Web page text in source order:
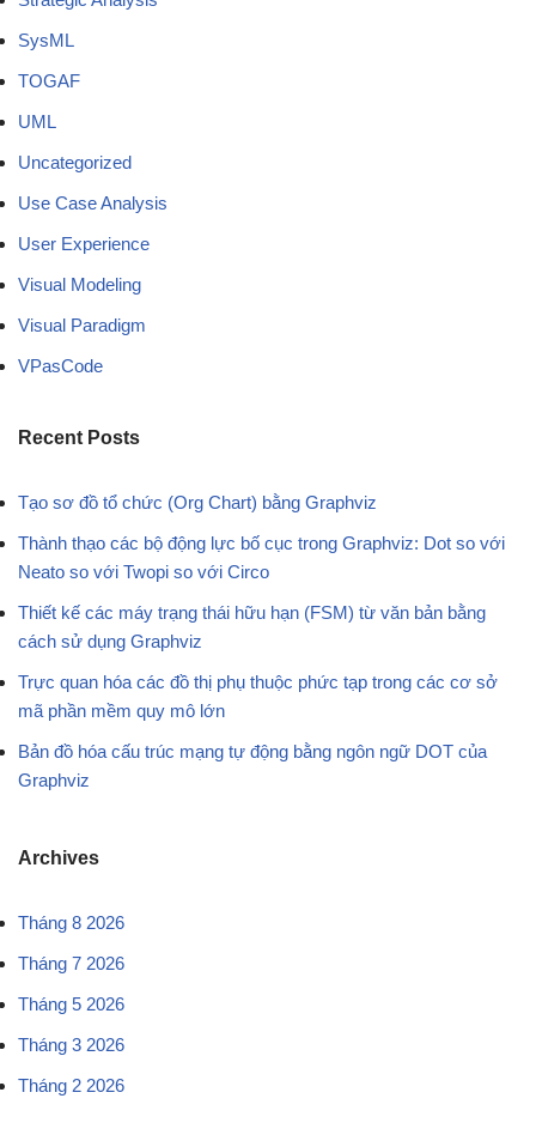
SysML
TOGAF
UML
Uncategorized
Use Case Analysis
User Experience
Visual Modeling
Visual Paradigm
VPasCode
Recent Posts
Tạo sơ đồ tổ chức (Org Chart) bằng Graphviz
Thành thạo các bộ động lực bố cục trong Graphviz: Dot so với
Neato so với Twopi so với Circo
Thiết kế các máy trạng thái hữu hạn (FSM) từ văn bản bằng
cách sử dụng Graphviz
Trực quan hóa các đồ thị phụ thuộc phức tạp trong các cơ sở
mã phần mềm quy mô lớn
Bản đồ hóa cấu trúc mạng tự động bằng ngôn ngữ DOT của
Graphviz
Archives
Tháng 8 2026
Tháng 7 2026
Tháng 5 2026
Tháng 3 2026
Tháng 2 2026